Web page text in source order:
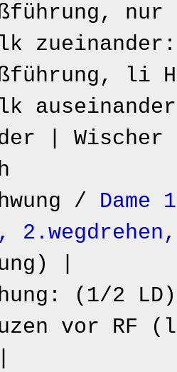
li
|
/
|
(1/2
vor RF